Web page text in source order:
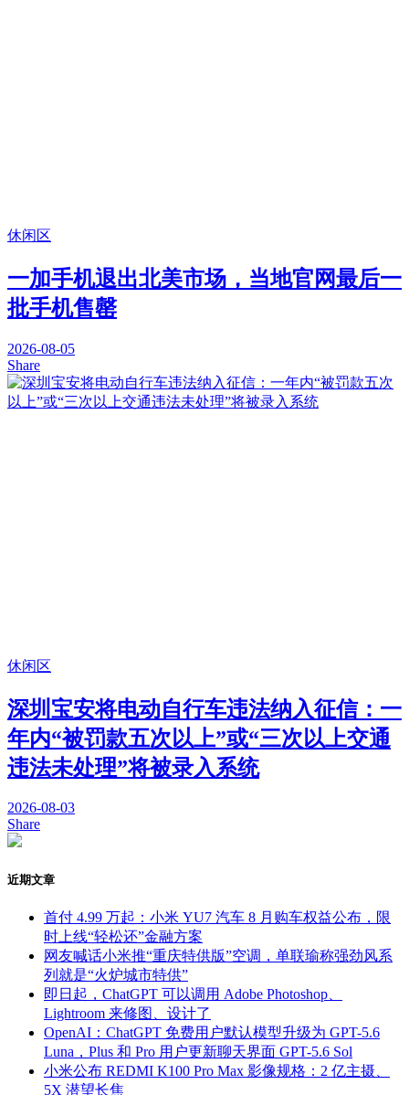
休闲区
一加手机退出北美市场，当地官网最后一
批手机售罄
2026-08-05
Share
休闲区
深圳宝安将电动自行车违法纳入征信：一
年内“被罚款五次以上”或“三次以上交通
违法未处理”将被录入系统
2026-08-03
Share
近期文章
首付 4.99 万起：小米 YU7 汽车 8 月购车权益公布，限
时上线“轻松还”金融方案
网友喊话小米推“重庆特供版”空调，单联瑜称强劲风系
列就是“火炉城市特供”
即日起，ChatGPT 可以调用 Adobe Photoshop、
Lightroom 来修图、设计了
OpenAI：ChatGPT 免费用户默认模型升级为 GPT-5.6
Luna，Plus 和 Pro 用户更新聊天界面 GPT-5.6 Sol
小米公布 REDMI K100 Pro Max 影像规格：2 亿主摄、
5X 潜望长焦